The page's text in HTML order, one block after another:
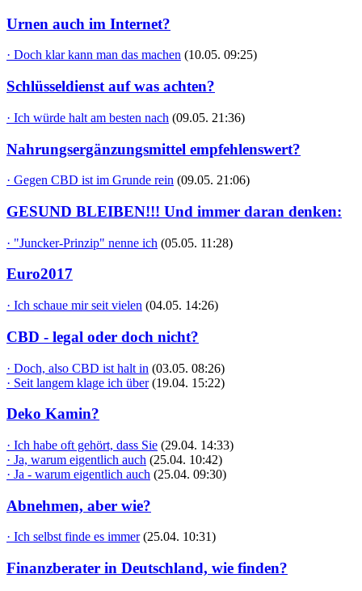
Urnen auch im Internet?
· Doch klar kann man das machen (10.05. 09:25)
Schlüsseldienst auf was achten?
· Ich würde halt am besten nach (09.05. 21:36)
Nahrungsergänzungsmittel empfehlenswert?
· Gegen CBD ist im Grunde rein (09.05. 21:06)
GESUND BLEIBEN!!! Und immer daran denken:
· "Juncker-Prinzip" nenne ich (05.05. 11:28)
Euro2017
· Ich schaue mir seit vielen (04.05. 14:26)
CBD - legal oder doch nicht?
· Doch, also CBD ist halt in (03.05. 08:26)
· Seit langem klage ich über (19.04. 15:22)
Deko Kamin?
· Ich habe oft gehört, dass Sie (29.04. 14:33)
· Ja, warum eigentlich auch (25.04. 10:42)
· Ja - warum eigentlich auch (25.04. 09:30)
Abnehmen, aber wie?
· Ich selbst finde es immer (25.04. 10:31)
Finanzberater in Deutschland, wie finden?